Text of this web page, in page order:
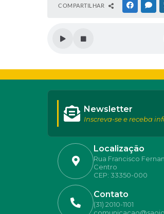
COMPARTILHAR
Localização
Rua Francisco
Centro
CEP: 33350-000
Contato
(31) 2010-1101
Newsletter
Inscreva-se e receba